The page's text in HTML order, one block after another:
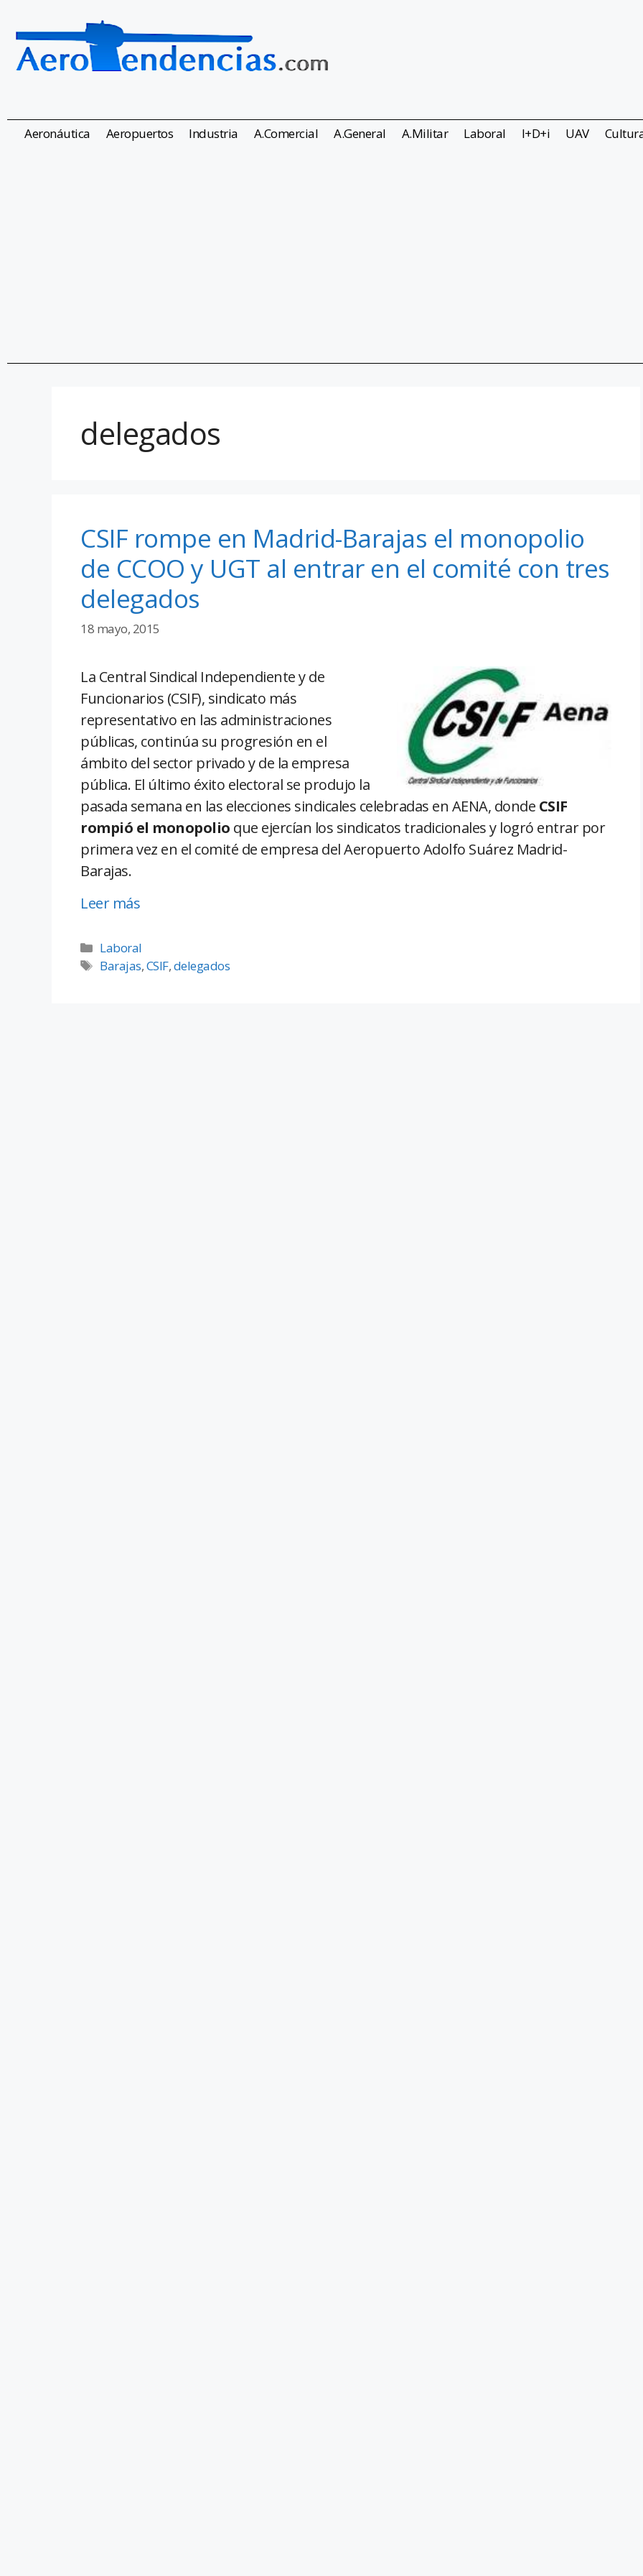
Aeronáutica Aeropuertos Industria A.Comercial A.General A.Militar Laboral I+D+i UAV
delegados
CSIF rompe en Madrid-Barajas el monopolio
de CCOO y UGT al entrar en el comité con tres
delegados
18 mayo, 2015
La Central Sindical Independiente y de
Funcionarios (CSIF), sindicato más
representativo en las administraciones
públicas, continúa su progresión en el
ámbito del sector privado y de la empresa
pública. El último éxito electoral se produjo la
pasada semana en las elecciones sindicales celebradas en AENA, donde CSIF
rompió el monopolio que ejercían los sindicatos tradicionales y logró entrar por
primera vez en el comité de empresa del Aeropuerto Adolfo Suárez Madrid-
Barajas.
Leer más
Laboral
Barajas,CSIF,delegados